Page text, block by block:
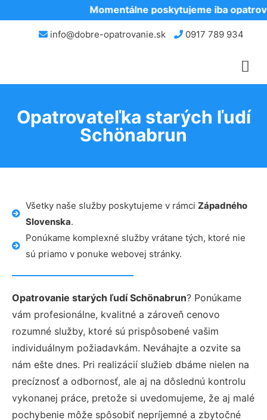
Momentálne poskytujeme iba
info@dobre-opatrovanie.sk 0917 789 934
Opatrovateľka starých ľudí
Schönabrun
Všetky naše služby poskytujeme v rámci Západného
Slovenska.
Ponúkame komplexné služby vrátane tých, ktoré nie
sú priamo v ponuke webovej stránky.
Opatrovanie starých ľudí Schönabrun? Ponúkame
vám profesionálne, kvalitné a zároveň cenovo
rozumné služby, ktoré sú prispôsobené vašim
individuálnym požiadavkám. Neváhajte a ozvite sa
nám ešte dnes. Pri realizácií služieb dbáme nielen na
precíznosť a odbornosť, ale aj na dôslednú kontrolu
vykonanej práce, pretože si uvedomujeme, že aj malé
pochybenie môže spôsobiť nepríjemné a zbytočné